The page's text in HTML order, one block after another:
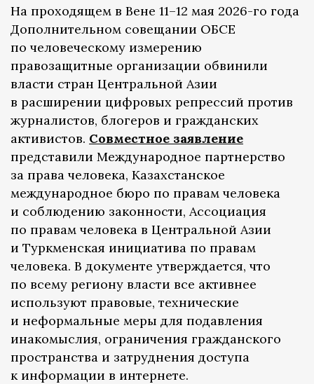
На проходящем в Вене 11–12 мая 2026-го года
Дополнительном совещании ОБСЕ
по человеческому измерению
правозащитные организации обвинили
власти стран Центральной Азии
в расширении цифровых репрессий против
журналистов, блогеров и гражданских
активистов. Совместное заявление
представили Международное партнерство
за права человека, Казахстанское
международное бюро по правам человека
и соблюдению законности, Ассоциация
по правам человека в Центральной Азии
и Туркменская инициатива по правам
человека. В документе утверждается, что
по всему региону власти все активнее
используют правовые, технические
и неформальные меры для подавления
инакомыслия, ограничения гражданского
пространства и затруднения доступа
к информации в интернете.